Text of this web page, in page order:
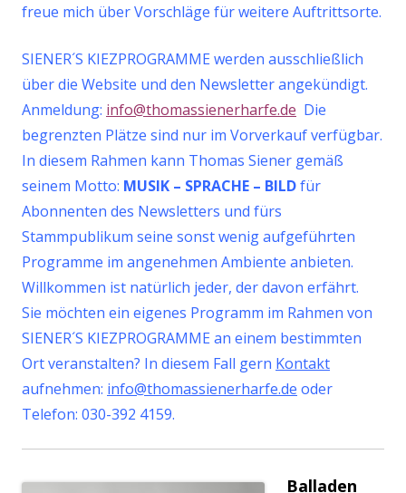
freue mich über Vorschläge für weitere Auftrittsorte.
SIENER´S KIEZPROGRAMME werden ausschließlich
über die Website und den Newsletter angekündigt.
Anmeldung: info@thomassienerharfe.de Die
begrenzten Plätze sind nur im Vorverkauf verfügbar.
In diesem Rahmen kann Thomas Siener gemäß
seinem Motto: MUSIK – SPRACHE – BILDfür
Abonnenten des Newsletters und fürs
Stammpublikum seine sonst wenig aufgeführten
Programme im angenehmen Ambiente anbieten.
Willkommen ist natürlich jeder, der davon erfährt.
Sie möchten ein eigenes Programm im Rahmen von
SIENER´S KIEZPROGRAMME an einem bestimmten
Ort veranstalten? In diesem Fall gern Kontakt
aufnehmen: info@thomassienerharfe.de oder
Telefon: 030-392 4159.
Balladen